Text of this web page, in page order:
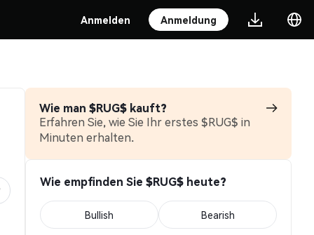
Anmelden Anmeldung
Wie man $RUG$ kauft?
Erfahren Sie, wie Sie Ihr erstes $RUG$ in
Minuten erhalten.
Wie empfinden Sie $RUG$ heute?
Bullish Bearish